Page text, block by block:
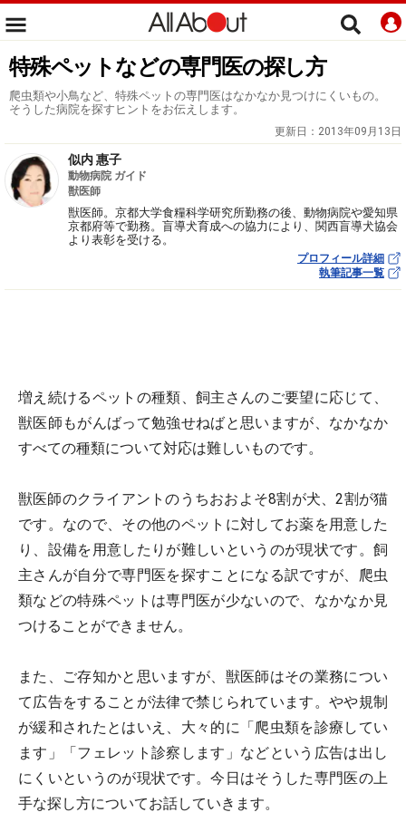
特殊ペットなどの専門医の探し方
爬虫類や小鳥など、特殊ペットの専門医はなかなか見つけにくいもの。
そうした病院を探すヒントをお伝えします。
更新日： 2013年09月13日
似内 惠子
動物病院 ガイド
獣医師
獣医師。京都大学食糧科学研究所勤務の後、動物病院や愛知県
京都府等で勤務。盲導犬育成への協力により、関西盲導犬協会
より表彰を受ける。
プロフィール詳細
執筆記事一覧
増え続けるペットの種類、飼主さんのご要望に応じて、
獣医師もがんばって勉強せねばと思いますが、なかなか
すべての種類について対応は難しいものです。
獣医師のクライアントのうちおおよそ8割が犬、2割が猫
です。なので、その他のペットに対してお薬を用意した
り、設備を用意したりが難しいというのが現状です。飼
主さんが自分で専門医を探すことになる訳ですが、爬虫
類などの特殊ペットは専門医が少ないので、なかなか見
つけることができません。
また、ご存知かと思いますが、獣医師はその業務につい
て広告をすることが法律で禁じられています。やや規制
が緩和されたとはいえ、大々的に「爬虫類を診療してい
ます」「フェレット診察します」などという広告は出し
にくいというのが現状です。今日はそうした専門医の上
手な探し方についてお話していきます。